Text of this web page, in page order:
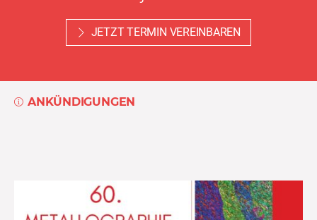
JETZT TERMIN VEREINBAREN
ANKÜNDIGUNGEN